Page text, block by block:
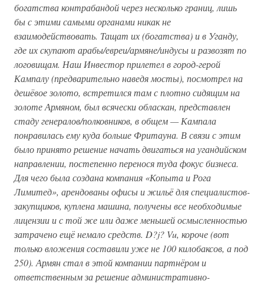
богатства контрабандой через несколько границ, лишь
бы с этими самыми органами никак не
взаимодействовать. Тащат их (богатства) и в Уганду,
где их скупают арабы/евреи/армяне/индусы и развозят по
логовищам. Наш Инвестор прилетел в город-герой
Кампалу (предварительно наведя мосты), посмотрел на
дешёвое золото, встретился там с плотно сидящим на
золоте Армяном, был всячески обласкан, представлен
стаду генералов/полковников, в общем — Кампала
понравилась ему куда больше Фритауна. В связи с этим
было принято решение начать двигаться на угандийском
направлении, постепенно перенося туда фокус бизнеса.
Для чего была создана компания «Копыта и Рога
Лимитед», арендованы офисы и жильё для специалистов-
закупщиков, куплена машина, получены все необходимые
лицензии и с той же или даже меньшей осмысленностью
затрачено ещё немало средств. D?j? Vu, короче (вот
только вложения составили уже не 100 килобаксов, а под
250). Армян стал в этой компании партнёром и
ответственным за решение административно-